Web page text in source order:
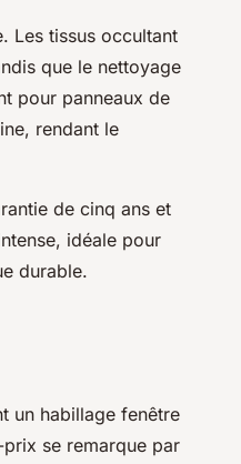
Les tissus occultant
que le nettoyage
pour panneaux de
rendant le
de cinq ans et
idéale pour
durable.
un habillage fenêtre
se remarque par